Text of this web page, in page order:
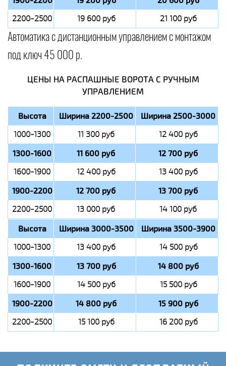
2200-2500 19 600 руб 21 100 руб
Автоматика с дистанционным управлением с монтажом
под ключ 45 000 р.
ЦЕНЫ НА РАСПАШНЫЕ ВОРОТА С РУЧНЫМ
УПРАВЛЕНИЕМ
Высота Ширина 2200-2500 Ширина 2500-3000
1000-1300 11 300 руб 12 400 руб
1300-1600 11 600 руб 12 700 руб
1600-1900 12 400 руб 13 400 руб
1900-2200 12 700 руб 13 700 руб
2200-2500 13 000 руб 14 100 руб
Высота Ширина 3000-3500 Ширина 3500-3900
1000-1300 13 400 руб 14 500 руб
1300-1600 13 700 руб 14 800 руб
1600-1900 14 500 руб 15 500 руб
1900-2200 14 800 руб 15 900 руб
2200-2500 15 100 руб 16 200 руб